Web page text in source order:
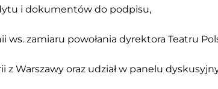
i dokumentów do podpisu,
zamiaru powołania dyrektora Teatru
Warszawy oraz udział w panelu